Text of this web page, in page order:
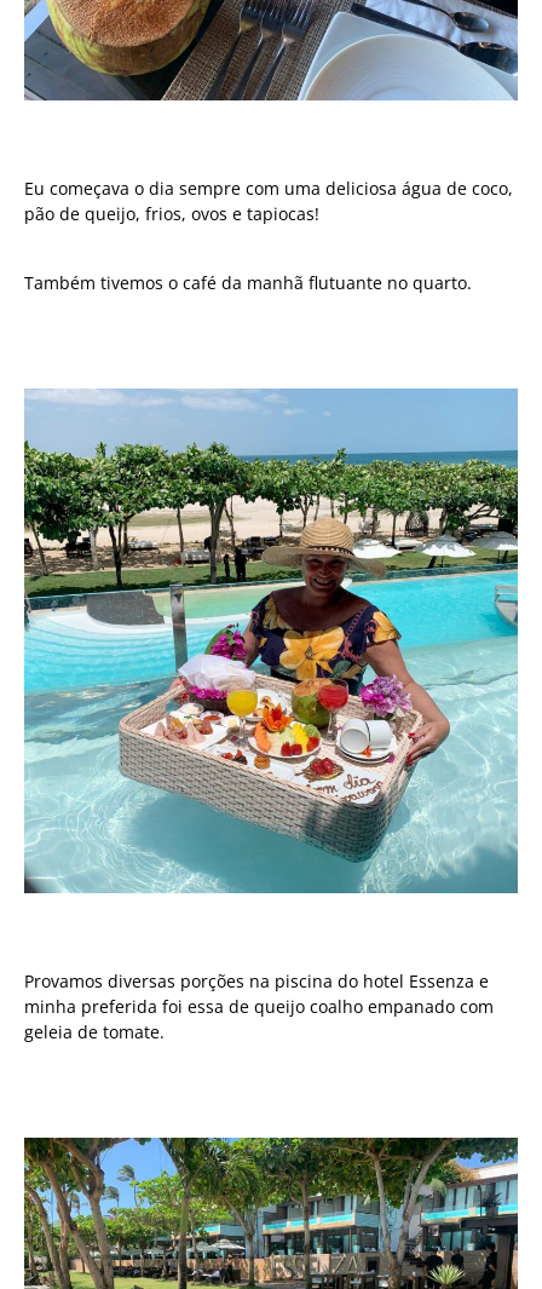
Eu começava o dia sempre com uma deliciosa água de coco,
pão de queijo, frios, ovos e tapiocas!
Também tivemos o café da manhã flutuante no quarto.
Provamos diversas porções na piscina do hotel Essenza e
minha preferida foi essa de queijo coalho empanado com
geleia de tomate.